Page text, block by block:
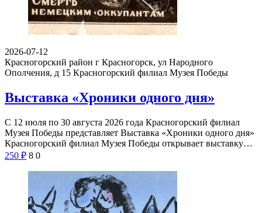
2026-07-12
Красногорский район г Красногорск, ул Народного
Ополчения, д 15 Красногорский филиал Музея Победы
Выставка «Хроники одного дня»
С 12 июля по 30 августа 2026 года Красногорский филиал
Музея Победы представляет Выставка «Хроники одного дня»
Красногорский филиал Музея Победы открывает выставку…
250 ₽ 8 0